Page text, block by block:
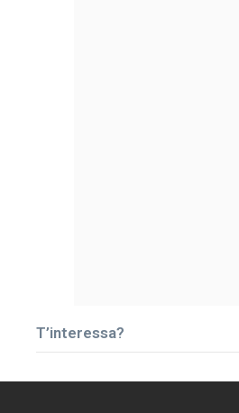
T’interessa?